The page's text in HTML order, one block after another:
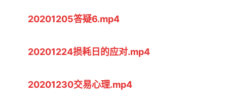
20201205答疑6.mp4
20201224损耗日的应对.mp4
20201230交易心理.mp4